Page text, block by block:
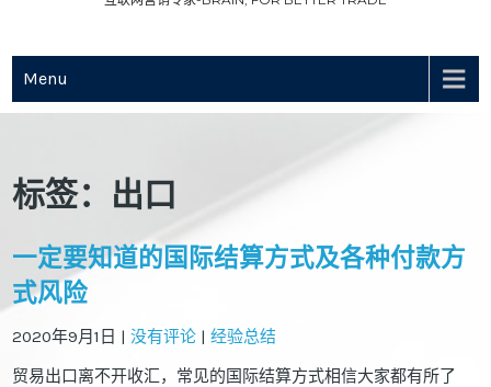
Menu
标签：出口
一定要知道的国际结算方式及各种付款方
式风险
2020年9月1日 |没有评论 |经验总结
贸易出口离不开收汇，常见的国际结算方式相信大家都有所了